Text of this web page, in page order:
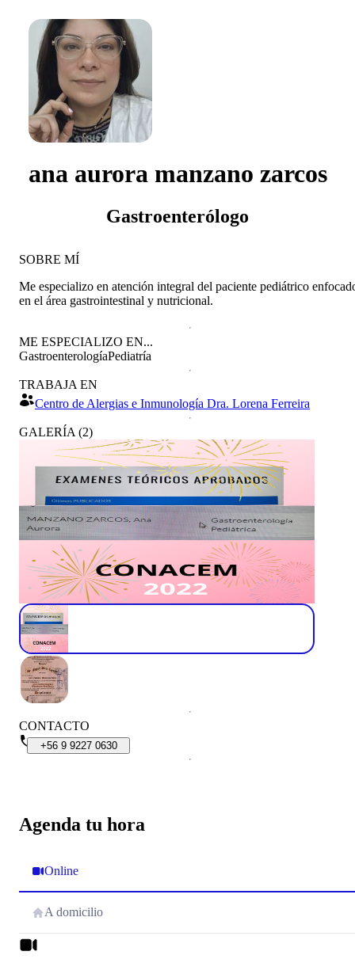
ana aurora manzano zarcos
Gastroenterólogo
Agenda tu hora
Online
A domicilio
SOBRE MÍ
Me especializo en atención integral del paciente pediátrico
en el área gastrointestinal y nutricional.
ME ESPECIALIZO EN...
GastroenterologíaPediatría
TRABAJA EN
Centro de Alergias e Inmunología Dra. Lorena Ferreira
GALERÍA (2)
CONTACTO
+56 9 9227 0630